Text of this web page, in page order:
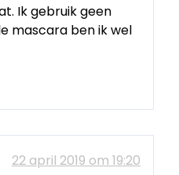
Ik gebruik geen
mascara ben ik wel
22 april 2019 om 19:20